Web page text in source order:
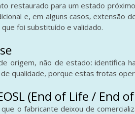
restaurado para um estado
e, em alguns casos, extensão
foi substituído e validado.
origem, não de estado: identifica
de qualidade, porque estas frotas
(End of Life / End
que o fabricante deixou de